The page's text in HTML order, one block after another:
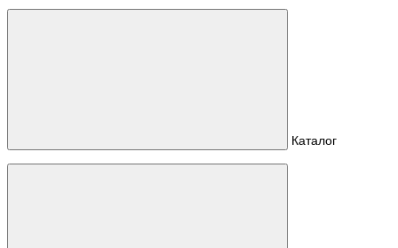
Каталог